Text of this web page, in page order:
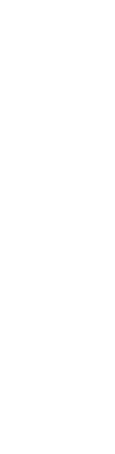
lạt, trong bán kính
viện Trúc
Lâm khoảng 5
Đà Lạt 34 km.
sân bay, dịch vụ
TV truyền
với đồ vệ sinh
còn có tủ quần
sạn bao gồm
và Hồ Xuân
Khương, cách đó